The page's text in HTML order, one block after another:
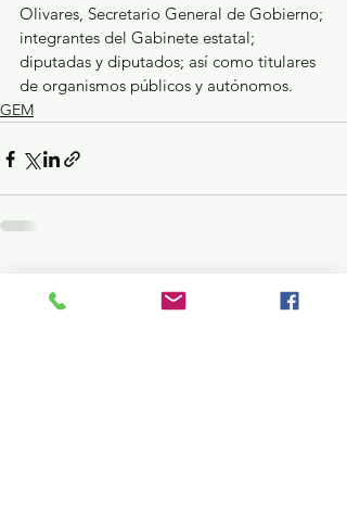
Olivares, Secretario General de Gobierno;
integrantes del Gabinete estatal;
diputadas y diputados; así como titulares
de organismos públicos y autónomos.
GEM